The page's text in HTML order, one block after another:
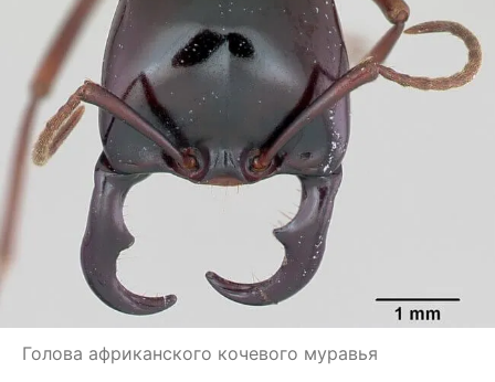
Голова африканского кочевого муравья